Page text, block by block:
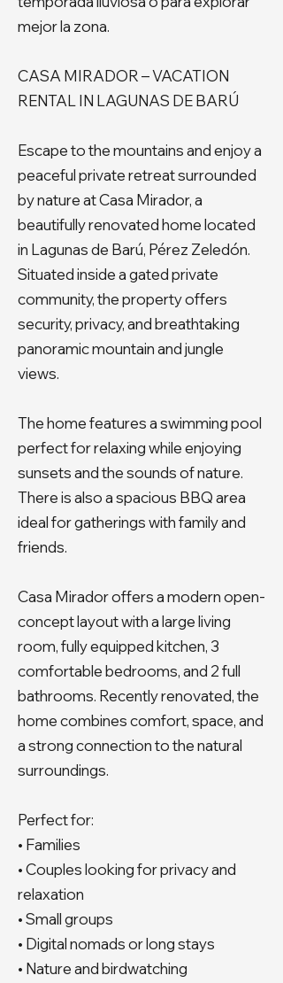
mejor la zona.
CASA MIRADOR – VACATION
RENTAL IN LAGUNAS DE BARÚ
Escape to the mountains and enjoy a
peaceful private retreat surrounded
by nature at Casa Mirador, a
beautifully renovated home located
in Lagunas de Barú, Pérez Zeledón.
Situated inside a gated private
community, the property offers
security, privacy, and breathtaking
panoramic mountain and jungle
views.
The home features a swimming pool
perfect for relaxing while enjoying
sunsets and the sounds of nature.
There is also a spacious BBQ area
ideal for gatherings with family and
friends.
Casa Mirador offers a modern open-
concept layout with a large living
room, fully equipped kitchen, 3
comfortable bedrooms, and 2 full
bathrooms. Recently renovated, the
home combines comfort, space, and
a strong connection to the natural
surroundings.
Perfect for:
• Families
• Couples looking for privacy and
relaxation
• Small groups
• Digital nomads or long stays
• Nature and birdwatching